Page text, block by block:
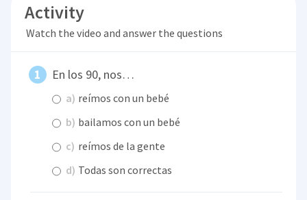
Activity
Watch the video and answer the questions
En los 90, nos…
a) reímos con un bebé
b) bailamos con un bebé
c) reímos de la gente
d) Todas son correctas